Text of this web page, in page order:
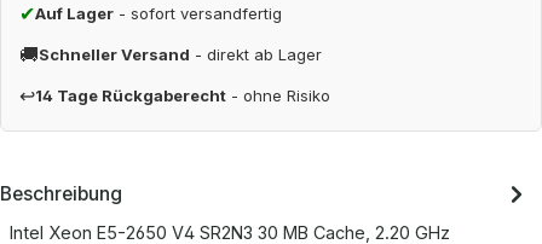
✔Auf Lager - sofort versandfertig
🚚Schneller Versand - direkt ab Lager
↩14 Tage Rückgaberecht - ohne Risiko
Beschreibung
Intel Xeon E5-2650 V4 SR2N3 30 MB Cache, 2.20 GHz